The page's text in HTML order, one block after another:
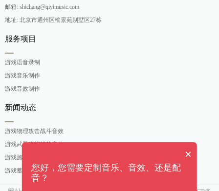
邮箱: shichang@qiyimusic.com
地址: 北京市通州区榆景苑别墅区27栋
服务项目
游戏语音录制
游戏音乐制作
游戏音效制作
新闻动态
游戏物理攻击战斗音效
游戏武器碰撞战斗音效
游戏施法吟唱战斗音效
游戏蓄力攻击战斗音效
×
您好，您需要定制音乐、音效、还是配
音？